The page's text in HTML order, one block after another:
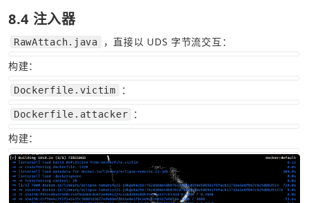
8.4 注入器
RawAttach.java
，直接以 UDS 字节流交互：
构建：
Dockerfile.victim ：
Dockerfile.attacker
：
构建：